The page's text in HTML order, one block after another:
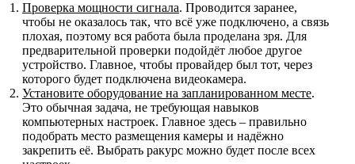
Проверка мощности сигнала. Проводится заранее,
чтобы не оказалось так, что всё уже подключено, а связь
плохая, поэтому вся работа была проделана зря. Для
предварительной проверки подойдёт любое другое
устройство. Главное, чтобы провайдер был тот, через
которого будет подключена видеокамера.
Установите оборудование на запланированном месте.
Это обычная задача, не требующая навыков
компьютерных настроек. Главное здесь – правильно
подобрать место размещения камеры и надёжно
закрепить её. Выбрать ракурс можно будет после всех